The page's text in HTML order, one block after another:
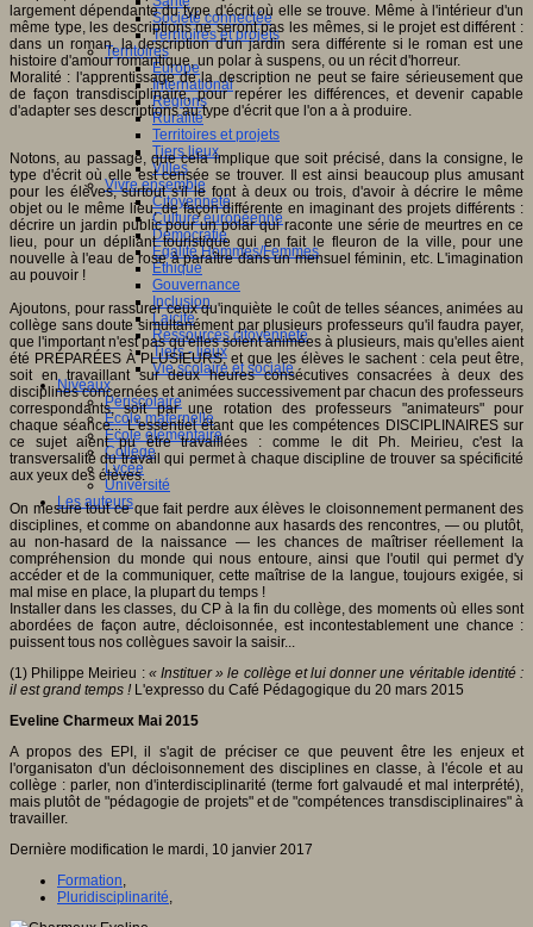
Société connectée
Territoires et projets
Territoires
Europe
International
Régions
Ruralité
Territoires et projets
Tiers lieux
Villes
Vivre ensemble
Citoyenneté
Culture européenne
Démocratie
Egalité Hommes/Femmes
Ethique
Gouvernance
Inclusion
Laïcité
Ressources citoyenneté
Tiers - lieux
Vie scolaire et sociale
Niveaux
Périscolaire
Ecole maternelle
Ecole élémentaire
Collège
Lycée
Université
Les auteurs
largement dépendante du type d'écrit où elle se trouve. Même à l'intérieur d'un
même type, les descriptions ne seront pas les mêmes, si le projet est différent :
dans un roman, la description d'un jardin sera différente si le roman est une
histoire d'amour romantique, un polar à suspens, ou un récit d'horreur.
Moralité : l'apprentissage de la description ne peut se faire sérieusement que
de façon transdisciplinaire, pour repérer les différences, et devenir capable
d'adapter ses descriptions au type d'écrit que l'on a à produire.
Notons, au passage, que cela implique que soit précisé, dans la consigne, le
type d'écrit où elle est censée se trouver. Il est ainsi beaucoup plus amusant
pour les élèves, surtout s'il le font à deux ou trois, d'avoir à décrire le même
objet ou le même lieu, de façon différente en imaginant des projets différents :
décrire un jardin public pour un polar qui raconte une série de meurtres en ce
lieu, pour un dépliant touristique qui en fait le fleuron de la ville, pour une
nouvelle à l'eau de rose à paraître dans un mensuel féminin, etc. L'imagination
au pouvoir !
Ajoutons, pour rassurer ceux qu'inquiète le coût de telles séances, animées au
collège sans doute simultanément par plusieurs professeurs qu'il faudra payer,
que l'important n'est pas qu'elles soient animées à plusieurs, mais qu'elles aient
été PRÉPARÉES À PLUSIEURS, et que les élèves le sachent : cela peut être,
soit en travaillant sur deux heures consécutives consacrées à deux des
disciplines concernées et animées successivement par chacun des professeurs
correspondants, soit par une rotation des professeurs "animateurs" pour
chaque séance... L'essentiel étant que les compétences DISCIPLINAIRES sur
ce sujet aient pu être travaillées : comme le dit Ph. Meirieu, c'est la
transversalité du travail qui permet à chaque discipline de trouver sa spécificité
aux yeux des élèves.
On mesure tout ce que fait perdre aux élèves le cloisonnement permanent des
disciplines, et comme on abandonne aux hasards des rencontres, — ou plutôt,
au non-hasard de la naissance — les chances de maîtriser réellement la
compréhension du monde qui nous entoure, ainsi que l'outil qui permet d'y
accéder et de la communiquer, cette maîtrise de la langue, toujours exigée, si
mal mise en place, la plupart du temps !
Installer dans les classes, du CP à la fin du collège, des moments où elles sont
abordées de façon autre, décloisonnée, est incontestablement une chance :
puissent tous nos collègues savoir la saisir...
(1) Philippe Meirieu : « Instituer » le collège et lui donner une véritable identité :
il est grand temps ! L'expresso du Café Pédagogique du 20 mars 2015
Eveline Charmeux Mai 2015
A propos des EPI, il s'agit de préciser ce que peuvent être les enjeux et
l'organisaton d'un décloisonnement des disciplines en classe, à l'école et au
collège : parler, non d'interdisciplinarité (terme fort galvaudé et mal interprété),
mais plutôt de "pédagogie de projets" et de "compétences transdisciplinaires" à
travailler.
Dernière modification le mardi, 10 janvier 2017
Formation,
Pluridisciplinarité,